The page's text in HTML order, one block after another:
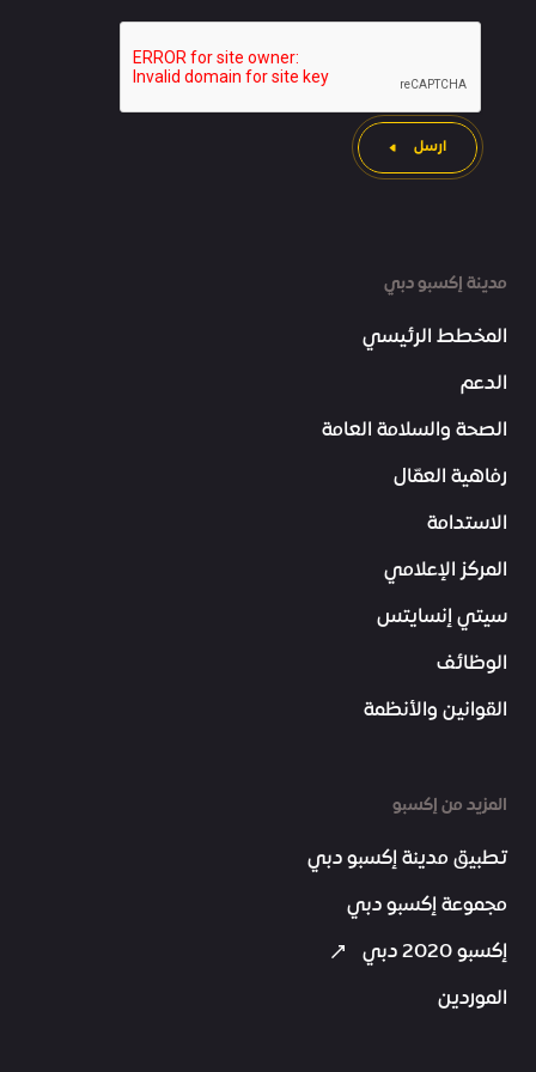
مدينة إكسبو دبي
المخطط الرئيسي
الدعم
الصحة والسلامة العامة
رفاهية العمّال
الاستدامة
المركز الإعلامي
سيتي إنسايتس
الوظائف
القوانين والأنظمة
المزيد من إكسبو
تطبيق مدينة إكسبو دبي
مجموعة إكسبو دبي
إكسبو 2020 دبي
الموردين
ارسل